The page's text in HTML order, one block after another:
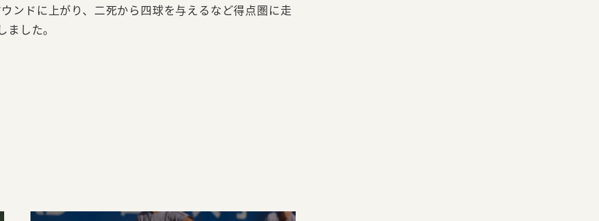
ンドに上がり、二死から四球を与えるなど得点圏に走
した。